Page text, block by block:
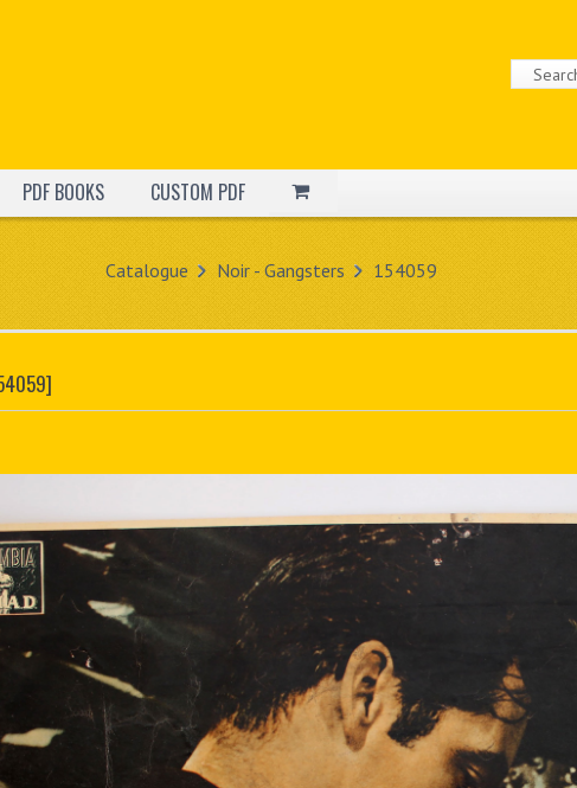
PDF BOOKS CUSTOM PDF
Catalogue Noir - Gangsters 154059